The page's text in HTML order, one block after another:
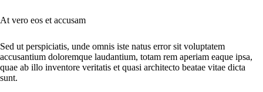
At vero eos et accusam
Sed ut perspiciatis, unde omnis iste natus error sit voluptatem
accusantium doloremque laudantium, totam rem aperiam eaque ipsa,
quae ab illo inventore veritatis et quasi architecto beatae vitae dicta
sunt.